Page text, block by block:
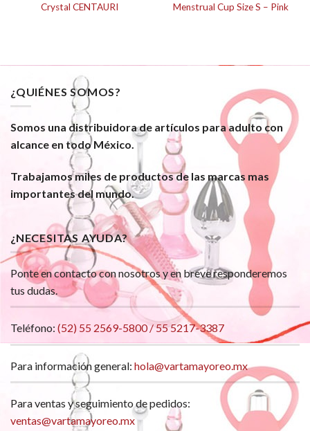
Crystal CENTAURI Menstrual Cup Size S – Pink
¿QUIÉNES SOMOS?
Somos una distribuidora de artículos para adulto con
alcance en todo México.
Trabajamos miles de productos de las marcas mas
importantes del mundo.
¿NECESITAS AYUDA?
Ponte en contacto con nosotros y en breve responderemos
tus dudas.
Teléfono: (52) 55 2569-5800 / 55 5217-3387
Para información general: hola@vartamayoreo.mx
Para ventas y seguimiento de pedidos:
ventas@vartamayoreo.mx